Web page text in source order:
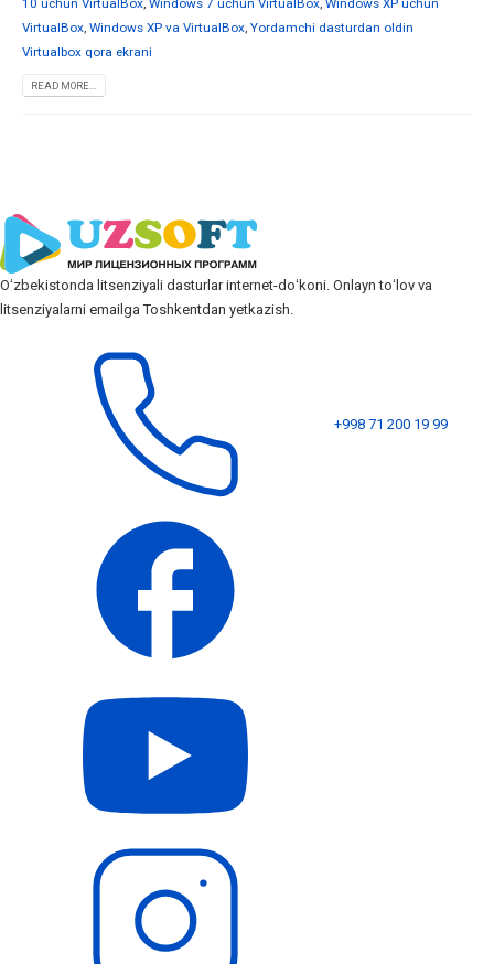
10 uchun VirtualBox, Windows 7 uchun VirtualBox, Windows XP uchun
VirtualBox, Windows XP va VirtualBox, Yordamchi dasturdan oldin
Virtualbox qora ekrani
READ MORE...
Oʻzbekistonda litsenziyali dasturlar internet-doʻkoni. Onlayn toʻlov va
litsenziyalarni emailga Toshkentdan yetkazish.
+998 71 200 19 99